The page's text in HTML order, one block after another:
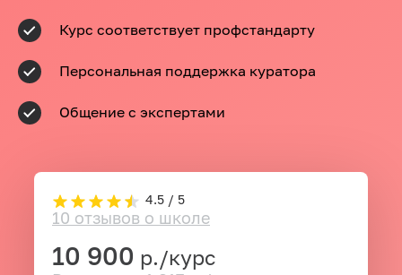
Курс соответствует профстандарту
Персональная поддержка куратора
Общение с экспертами
4.5 / 5
10 отзывов о школе
10 900 р./курс